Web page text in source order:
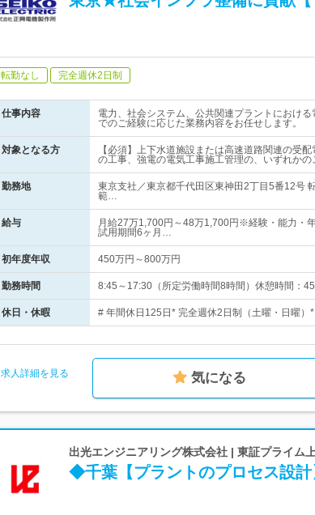
転勤なし 完全週休2日制
仕事内容
電力、社会システム、公共関連プラントにおけ
でのご経験に応じた業務内容をお任せします。
対象となる方
【必須】上下水道施設または高速道路関連の受
の工事、強電の電気工事施工管理の、いずれかの
勤務地
東京支社／東京都千代田区東神田2丁目5番12号
範…
給与
月給27万1,700円～48万1,700円※経験・能力・
試用期間6ヶ月…
初年度年収 450万円～800万円
勤務時間 8:45～17:30（所定労働時間8時間）休憩時間：
休日・休暇 # 年間休日125日* 完全週休2日制（土曜・日曜
求人詳細を見る 気になる
出光エンジニアリング株式会社 | 東証プライム
◆千葉【プラントのプロセス設